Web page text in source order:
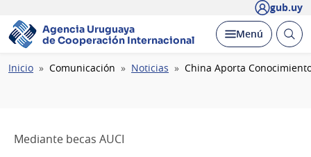
gub.uy
Agencia Uruguaya
de Cooperación Internacional
Desplegar
Menú Abrir
Ruta
Inicio Comunicación Noticias China Aporta
Mediante becas AUCI